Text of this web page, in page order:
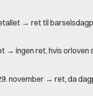
→ ret til
→ ingen ret, hvis orloven
november → ret, da